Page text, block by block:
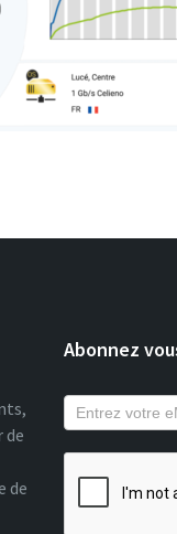
de
de
Abonnez